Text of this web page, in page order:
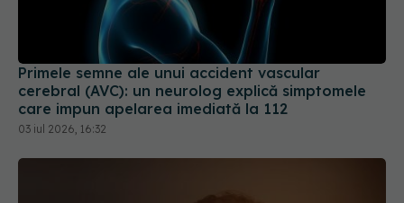
Primele semne ale unui accident vascular
cerebral (AVC): un neurolog explică simptomele
care impun apelarea imediată la 112
03 iul 2026, 16:32